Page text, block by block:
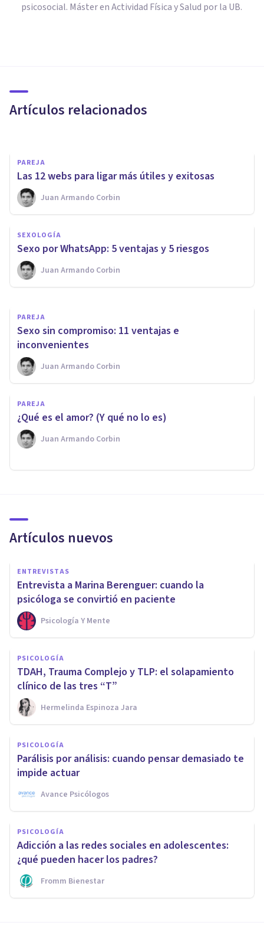
psicosocial. Máster en Actividad Física y Salud por la UB.
Artículos relacionados
consejos para triunfar
PAREJA
Las 12 webs para ligar más útiles y exitosas
Juan Armando Corbin
SEXOLOGÍA
Sexo por WhatsApp: 5 ventajas y 5 riesgos
Juan Armando Corbin
PAREJA
Cómo saber si le gustas a ese
chico, en 14 señales
Juan Armando Corbin
PAREJA
​Sexo sin compromiso: 11 ventajas e
inconvenientes
Juan Armando Corbin
PAREJA
​¿Qué es el amor? (Y qué no lo es)
Juan Armando Corbin
Artículos nuevos
ENTREVISTAS
Entrevista a Marina Berenguer: cuando la
psicóloga se convirtió en paciente
Psicología Y Mente
PSICOLOGÍA
TDAH, Trauma Complejo y TLP: el solapamiento
clínico de las tres “T”
Hermelinda Espinoza Jara
PSICOLOGÍA
Parálisis por análisis: cuando pensar demasiado te
impide actuar
Avance Psicólogos
PSICOLOGÍA
Adicción a las redes sociales en adolescentes:
¿qué pueden hacer los padres?
Fromm Bienestar